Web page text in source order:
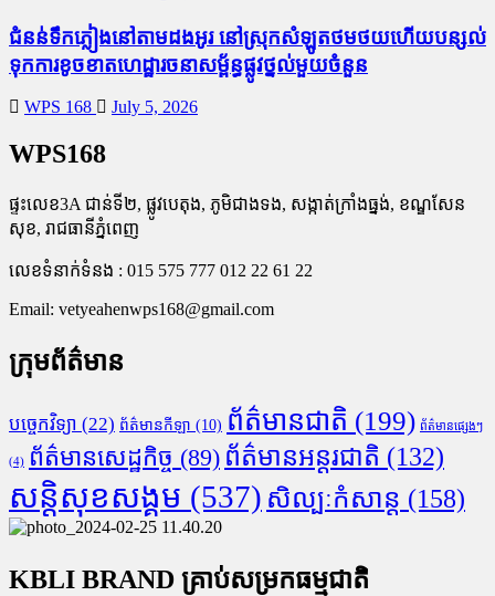
ជំនន់​ទឹកភ្លៀង​នៅ​តាម​ដងអូរ​ នៅ​ស្រុក​សំឡូត​ថមថយ​ហើយ​បន្សល់​
ទុក​ការ​ខូចខាត​ហេដ្ឋារចនាសម្ព័ន្ធ​ផ្លូវថ្នល់​មួយ​ចំនួន
WPS 168 July 5, 2026
WPS168
ផ្ទះលេខ3A ជាន់ទី២, ផ្លូវបេតុង, ភូមិជាងទង, សង្កាត់ក្រាំងធ្នង់, ខណ្ឌសែន
សុខ, រាជធានីភ្នំពេញ
លេខទំនាក់ទំនង : 015 575 777 012 22 61 22
Email: vetyeahenwps168@gmail.com
ក្រុមព័ត៌មាន
បច្ចេកវិទ្យា (22) ព័ត៌មានកីឡា (10) ព័ត៌មានជាតិ (199) ព័ត៌មានផ្សេងៗ
(4) ព័ត៌មានសេដ្ឋកិច្ច (89) ព័ត៌មានអន្តរជាតិ (132)
សន្តិសុខសង្គម (537) សិល្បៈកំសាន្ត (158)
KBLI BRAND គ្រាប់សម្រកធម្មជាតិ